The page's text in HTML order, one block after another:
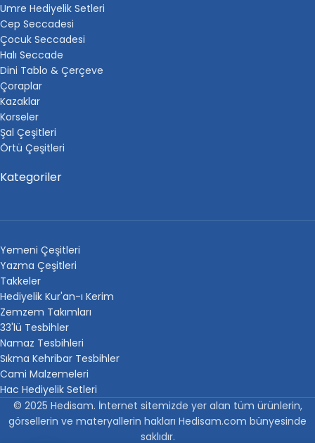
Umre Hediyelik Setleri
Cep Seccadesi
Çocuk Seccadesi
Halı Seccade
Dini Tablo & Çerçeve
Çoraplar
Kazaklar
Korseler
Şal Çeşitleri
Örtü Çeşitleri
Kategoriler
Yemeni Çeşitleri
Yazma Çeşitleri
Takkeler
Hediyelik Kur'an-ı Kerim
Zemzem Takımları
33'lü Tesbihler
Namaz Tesbihleri
Sıkma Kehribar Tesbihler
Cami Malzemeleri
Hac Hediyelik Setleri
© 2025 Hedisam. İnternet sitemizde yer alan tüm ürünlerin,
görsellerin ve materyallerin hakları Hedisam.com bünyesinde
saklıdır.